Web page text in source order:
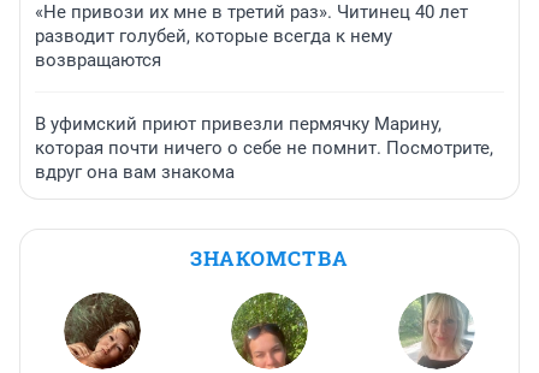
«Не привози их мне в третий раз». Читинец 40 лет
разводит голубей, которые всегда к нему
возвращаются
В уфимский приют привезли пермячку Марину,
которая почти ничего о себе не помнит. Посмотрите,
вдруг она вам знакома
ЗНАКОМСТВА